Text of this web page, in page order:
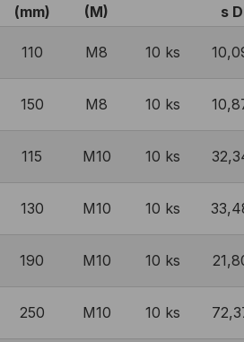
(mm)
(M)
s
110 M8 10 ks
150 M8 10 ks
115 M10 10 ks
130 M10 10 ks
190 M10 10 ks
250 M10 10 ks